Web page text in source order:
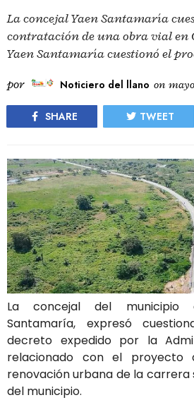
La concejal Yaen Santamaría
contratación de una obra vial en
Yaen Santamaría cuestionó el
por Noticiero del llano on
SHARE TWEET
La concejal del municipio
Santamaría, expresó
decreto expedido por la
relacionado con el proyecto
renovación urbana de la carrera
del municipio.